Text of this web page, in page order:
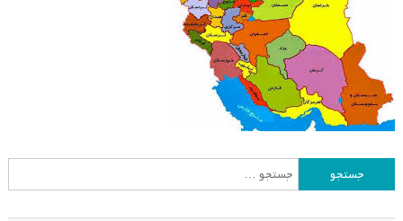
جستجو
برای: